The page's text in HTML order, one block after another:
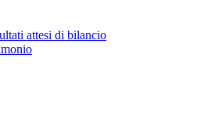
attesi di bilancio